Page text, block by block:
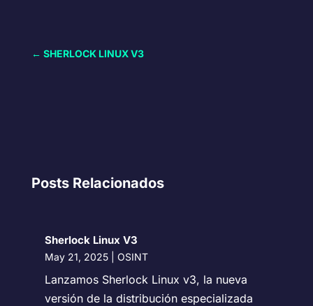
← SHERLOCK LINUX V3
Posts Relacionados
Sherlock Linux V3
May 21, 2025| OSINT
Lanzamos Sherlock Linux v3, la nueva
versión de la distribución especializada